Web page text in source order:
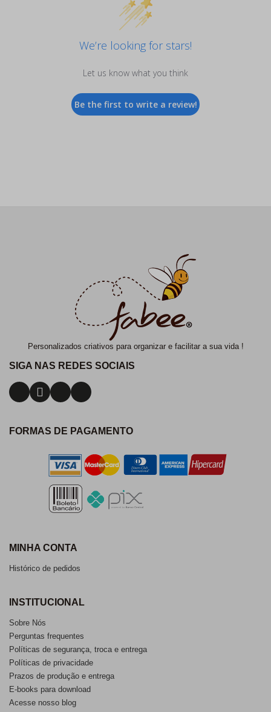
We’re looking for stars!
Let us know what you think
Be the first to write a review!
Personalizados criativos para organizar e facilitar a sua vida !
SIGA NAS REDES SOCIAIS
FORMAS DE PAGAMENTO
MINHA CONTA
Histórico de pedidos
INSTITUCIONAL
Sobre Nós
Perguntas frequentes
Políticas de segurança, troca e entrega
Políticas de privacidade
Prazos de produção e entrega
E-books para download
Acesse nosso blog